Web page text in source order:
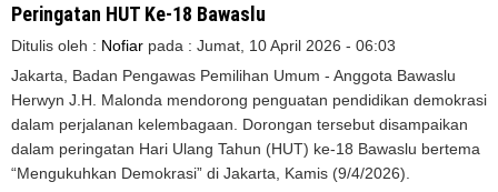
Peringatan HUT Ke-18 Bawaslu
Ditulis oleh : Nofiar pada : Jumat, 10 April 2026 - 06:03
Jakarta, Badan Pengawas Pemilihan Umum - Anggota Bawaslu
Herwyn J.H. Malonda mendorong penguatan pendidikan demokrasi
dalam perjalanan kelembagaan. Dorongan tersebut disampaikan
dalam peringatan Hari Ulang Tahun (HUT) ke-18 Bawaslu bertema
“Mengukuhkan Demokrasi” di Jakarta, Kamis (9/4/2026).